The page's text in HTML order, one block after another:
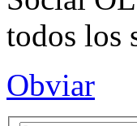
todos los
Obviar